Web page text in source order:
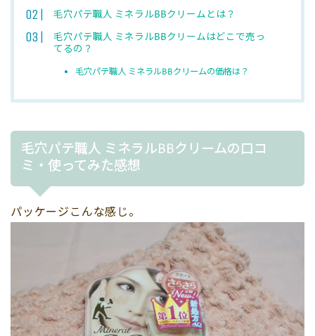
毛穴パテ職人 ミネラルBBクリームとは？
毛穴パテ職人 ミネラルBBクリームはどこで売っ
てるの？
毛穴パテ職人 ミネラルBBクリームの価格は？
毛穴パテ職人 ミネラルBBクリームの口コ
ミ・使ってみた感想
パッケージこんな感じ。